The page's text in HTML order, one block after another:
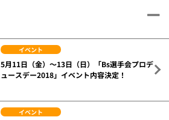
イベント
5月11日（金）～13日（日）「Bs選手会プロデ
ュースデー2018」イベント内容決定！
イベント